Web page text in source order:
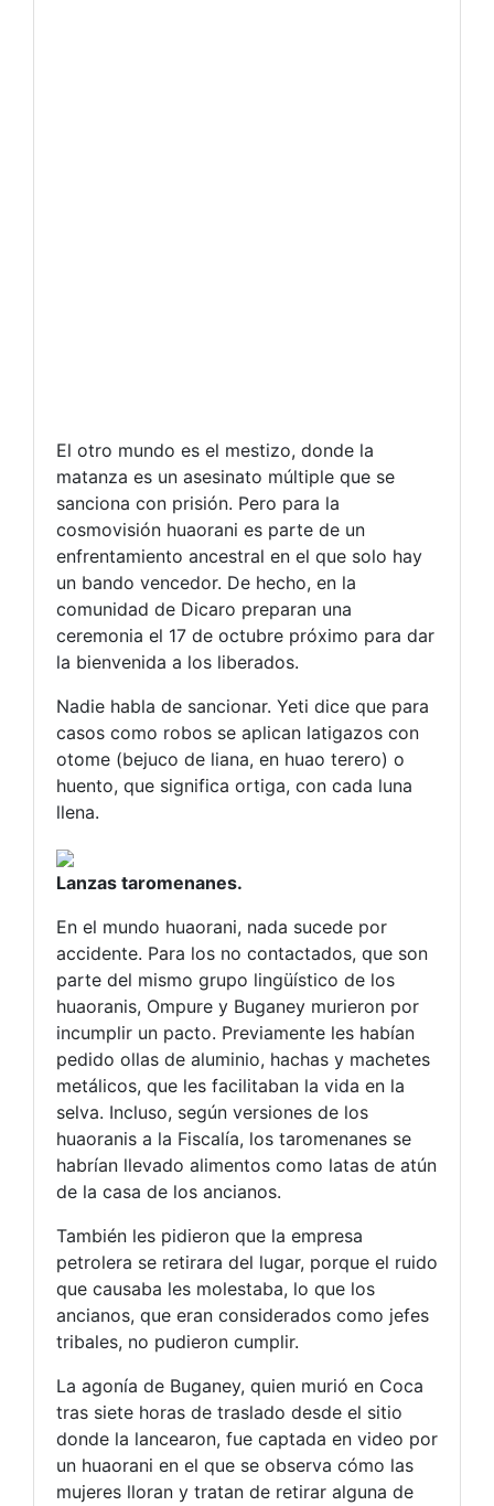
El otro mundo es el mestizo, donde la
matanza es un asesinato múltiple que se
sanciona con prisión. Pero para la
cosmovisión huaorani es parte de un
enfrentamiento ancestral en el que solo hay
un bando vencedor. De hecho, en la
comunidad de Dicaro preparan una
ceremonia el 17 de octubre próximo para dar
la bienvenida a los liberados.
Nadie habla de sancionar. Yeti dice que para
casos como robos se aplican latigazos con
otome (bejuco de liana, en huao terero) o
huento, que significa ortiga, con cada luna
llena.
Lanzas taromenanes.
En el mundo huaorani, nada sucede por
accidente. Para los no contactados, que son
parte del mismo grupo lingüístico de los
huaoranis, Ompure y Buganey murieron por
incumplir un pacto. Previamente les habían
pedido ollas de aluminio, hachas y machetes
metálicos, que les facilitaban la vida en la
selva. Incluso, según versiones de los
huaoranis a la Fiscalía, los taromenanes se
habrían llevado alimentos como latas de atún
de la casa de los ancianos.
También les pidieron que la empresa
petrolera se retirara del lugar, porque el ruido
que causaba les molestaba, lo que los
ancianos, que eran considerados como jefes
tribales, no pudieron cumplir.
La agonía de Buganey, quien murió en Coca
tras siete horas de traslado desde el sitio
donde la lancearon, fue captada en video por
un huaorani en el que se observa cómo las
mujeres lloran y tratan de retirar alguna de